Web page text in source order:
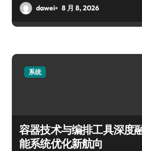
dawei 8 月 8, 2026
系统
容器技术与编排工具深度
能系统优化新航向